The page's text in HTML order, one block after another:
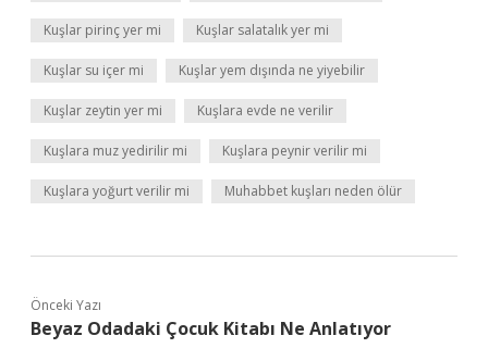
Kuşlar pirinç yer mi Kuşlar salatalık yer mi
Kuşlar su içer mi Kuşlar yem dışında ne yiyebilir
Kuşlar zeytin yer mi Kuşlara evde ne verilir
Kuşlara muz yedirilir mi Kuşlara peynir verilir mi
Kuşlara yoğurt verilir mi Muhabbet kuşları neden ölür
Önceki Yazı
Beyaz Odadaki Çocuk Kitabı Ne Anlatıyor